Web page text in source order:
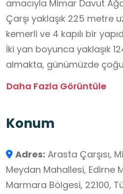
amacıyla Mimar Davut
Çarşı yaklaşık 225 metre
kemerli ve 4 kapılı bir
İki yan boyunca yaklaşık
almakta, günümüzde
baharat, sabun ve yöresel
verilen bölümde, her
bereketi için niyet edilir.
Edirne Arasta Çarşısı,
yanında yer alması ve
Daha Fazla Görüntüle
Konum
Adres: Arasta Çarşısı,
Meydan Mahallesi, Edirne
Marmara Bölgesi, 22100,